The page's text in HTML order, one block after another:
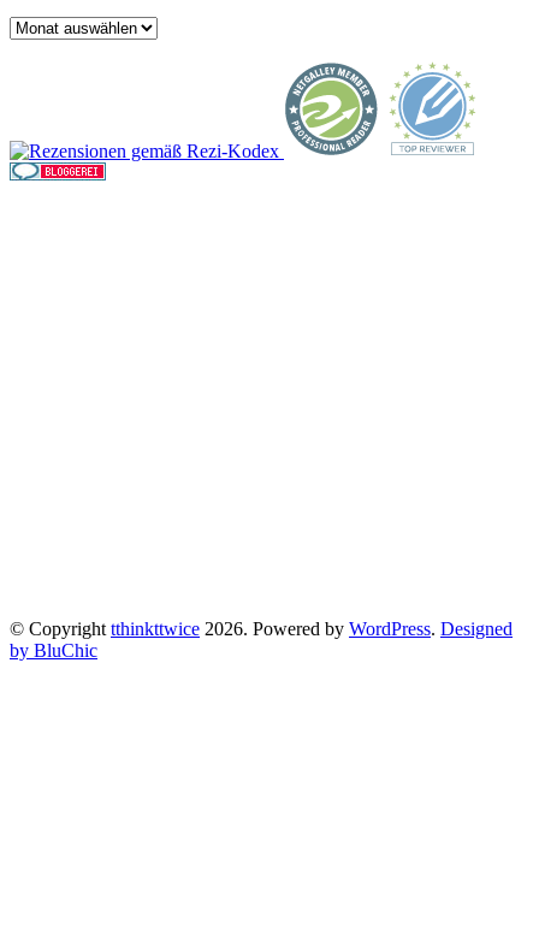
Archiv
© Copyright tthinkttwice 2026. Powered by WordPress. Designed
by BluChic